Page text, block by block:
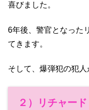
喜びました。
6年後、警官となった
てきます。
そして、爆弾犯の犯人
２）リチャー